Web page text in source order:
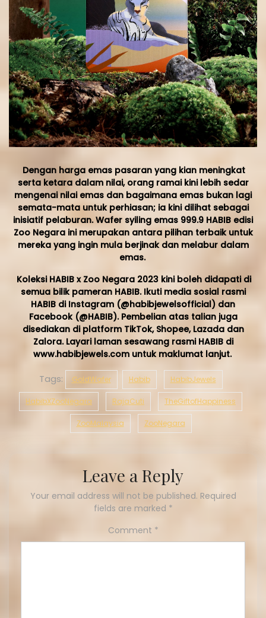
Dengan harga emas pasaran yang kian meningkat
serta ketara dalam nilai, orang ramai kini lebih sedar
mengenai nilai emas dan bagaimana emas bukan lagi
semata-mata untuk perhiasan; ia kini dilihat sebagai
inisiatif pelaburan. Wafer syiling emas 999.9 HABIB edisi
Zoo Negara ini merupakan antara pilihan terbaik untuk
mereka yang ingin mula berjinak dan melabur dalam
emas.
Koleksi HABIB x Zoo Negara 2023 kini boleh didapati di
semua bilik pameran HABIB. Ikuti media sosial rasmi
HABIB di Instagram (@habibjewelsofficial) dan
Facebook (@HABIB). Pembelian atas talian juga
disediakan di platform TikTok, Shopee, Lazada dan
Zalora. Layari laman sesawang rasmi HABIB di
www.habibjewels.com untuk maklumat lanjut.
Tags: GoldWafer Habib HabibJewels
HabibXZooNegara RajaCuti TheGiftofHappiness
ZooMalaysia ZooNegara
Leave a Reply
Your email address will not be published. Required
fields are marked *
Comment *